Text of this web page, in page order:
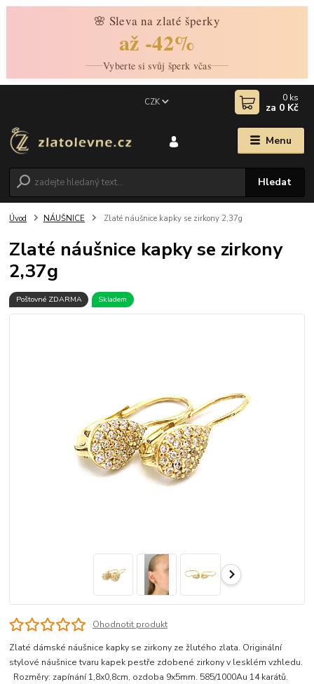
🌸 Sleva na zlaté šperky
až -42%
Vyberte si svůj šperk včas
Menu
CZK
Hledat
0 ks
za 0 Kč
Úvod NÁUŠNICE Zlaté náušnice kapky se zirkony 2,37g
Zlaté náušnice kapky se zirkony
2,37g
Poštovné ZDARMA Skladem
Ohodnotit produkt
Zlaté dámské náušnice kapky se zirkony ze žlutého zlata. Originální
stylové náušnice tvaru kapek pestře zdobené zirkony v lesklém vzhledu.
Rozměry: zapínání 1,8x0,8cm, ozdoba 9x5mm. 585/1000Au 14 karátů.